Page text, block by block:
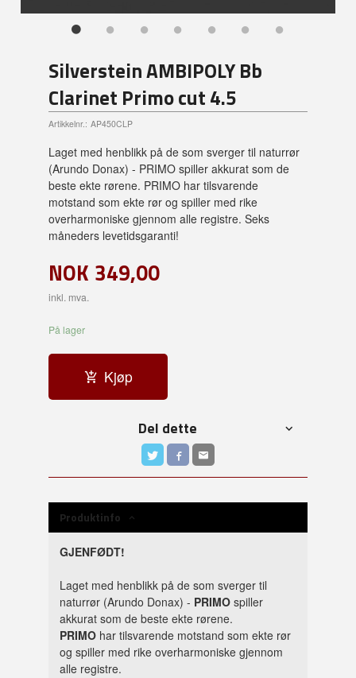
Silverstein AMBIPOLY Bb
Clarinet Primo cut 4.5
Artikkelnr.: AP450CLP
Laget med henblikk på de som sverger til naturrør
(Arundo Donax) - PRIMO spiller akkurat som de
beste ekte rørene. PRIMO har tilsvarende
motstand som ekte rør og spiller med rike
overharmoniske gjennom alle registre. Seks
måneders levetidsgaranti!
NOK 349,00
inkl. mva.
På lager
Kjøp
Del dette
Produktinfo
GJENFØDT!
Laget med henblikk på de som sverger til
naturrør (Arundo Donax) - PRIMO spiller
akkurat som de beste ekte rørene.
PRIMO har tilsvarende motstand som ekte rør
og spiller med rike overharmoniske gjennom
alle registre.